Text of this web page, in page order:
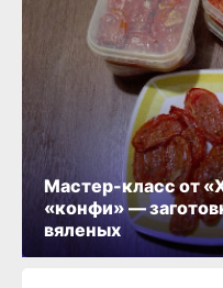
Мастер-класс от
«конфи» —
вяленых